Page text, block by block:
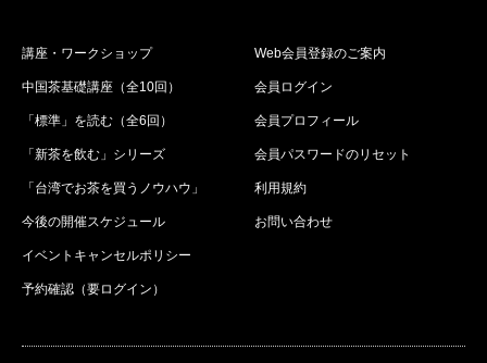
講座・ワークショップ
中国茶基礎講座（全10回）
「標準」を読む（全6回）
「新茶を飲む」シリーズ
「台湾でお茶を買うノウハウ」
今後の開催スケジュール
イベントキャンセルポリシー
予約確認（要ログイン）
Web会員登録のご案内
会員ログイン
会員プロフィール
会員パスワードのリセット
利用規約
お問い合わせ